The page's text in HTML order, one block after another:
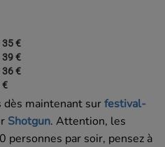
35 €
39 €
36 €
€
dès maintenant surfestival-
Shotgun. Attention, les
personnes par soir, pensez à